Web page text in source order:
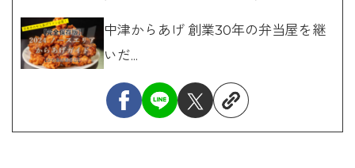
中津からあげ 創業30年の弁当屋を継
いだ...